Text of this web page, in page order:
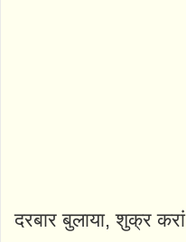
दरबार बुलाया, शुक्र करां